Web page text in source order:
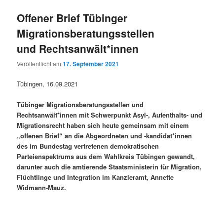
Offener Brief Tübinger
Migrationsberatungsstellen
und Rechtsanwält*innen
Veröffentlicht am17. September 2021
Tübingen, 16.09.2021
Tübinger Migrationsberatungsstellen und
Rechtsanwält*innen mit Schwerpunkt Asyl-, Aufenthalts- und
Migrationsrecht haben sich heute gemeinsam mit einem
„offenen Brief“ an die Abgeordneten und -kandidat*innen
des im Bundestag vertretenen demokratischen
Parteienspektrums aus dem Wahlkreis Tübingen gewandt,
darunter auch die amtierende Staatsministerin für Migration,
Flüchtlinge und Integration im Kanzleramt, Annette
Widmann-Mauz.